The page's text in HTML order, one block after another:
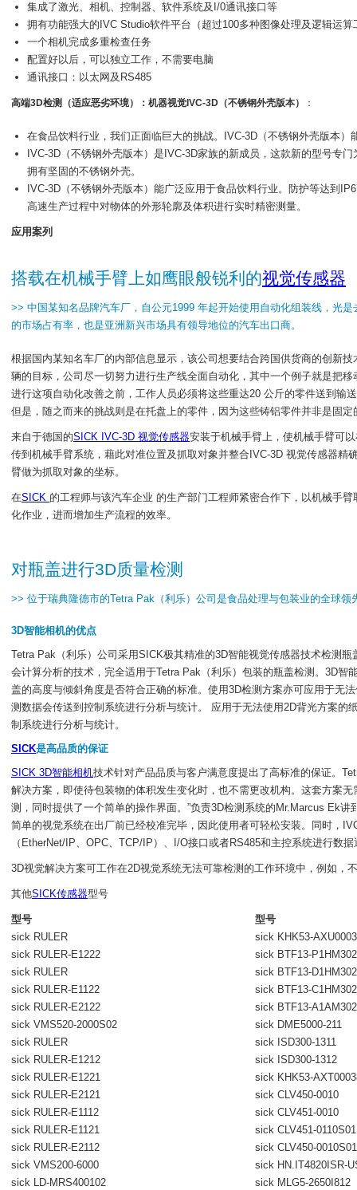
集成了激光、相机、控制器、软件系统及I/0通讯接口等
拥有功能强大的IVC Studio软件平台（超过100多种图像处理及逻辑运算
一个相机完成多重检查任务
配置好以后，可以独立工作，不需要电脑
通讯接口：以太网及RS485
高端3D检测（适应恶劣环境）：机器视觉IVC-3D（不锈钢外壳版本） ：
在食品饮料行业，我们正面临巨大的挑战。IVC-3D（不锈钢外壳版本
IVC-3D（不锈钢外壳版本）是IVC-3D家族的新成员，这款新的型号专
拥有坚固的不锈钢外壳。
IVC-3D（不锈钢外壳版本）能广泛应用于食品饮料行业。防护等达到
高速生产过程中对物体的外形轮廓及体积进行实时精密测量。
应用案列
搭载在机械手臂上如鹰眼般锐利的视觉传感器
>> 中国某知名品牌汽车厂，自公元1999 年起开始使用自动化组装线，光
的市场占有率，也是亚洲新兴市场具有领导地位的汽车出口商。
根据国内某知名车厂的内部信息显示，该公司想要结合跨国供货商的创新
辆的目标，公司尽一切努力进行生产线全面自动化，其中一个例子就是把
进行这项自动化改善之前，工作人员必须将这些重达20 公斤的零件送到输
但是，随之而来的挑战则是在托盘上的零件，因为这些铸铝零件并非是固
来自于德国的SICK IVC-3D 视觉传感器安装于机械手臂上，使机械手臂可
传到机械手臂系统，藉此对准位置及抓取对象并整合IVC-3D 视觉传感器
臂做为抓取对象的坐标。
在SICK 的工程师与该汽车企业 的生产部门工程师紧密合作下，以机械手
化作业，进而增加生产流程的效率。
对瓶盖进行3D质量检测
>> 位于瑞典隆德市的Tetra Pak（利乐）公司是食品处理与包装业的全球
3D智能相机的优点
Tetra Pak（利乐）公司采用SICK极其精准的3D智能视觉传感器技术检测
会计算分析的技术，完全适用于Tetra Pak（利乐）包装的瓶盖检测。3D
盖的高度与倾斜角度是否符合正确的标准。使用3D检测方案亦可应用于无
测数据会传送到控制系统进行分析与统计。 应用于无法使用2D背光方案
制系统进行分析与统计。
SICK是高品质的保证
SICK 3D智能相机技术针对产品品质与客户满意度提出了高标准的保证。
解决方案，即使待包装物的体积发生变化时，也不需更改机构。这套方案
测，同时提供了一个简单的操作界面。”负责3D检测系统的Mr.Marcus Ek
简单的视觉系统在出厂前已经校准完毕，因此使用者可轻松安装。同时，
（EtherNet/IP、OPC、TCP/IP）、I/O接口或者RS485和主控系统进行数据
3D视觉解决方案可工作在2D视觉系统无法可靠检测的工作环境中，例如，
其他SICK传感器型号
型号
型号
sick RULER
sick KHK53-
sick RULER-E1222
sick BTF13-
sick RULER
sick BTF13-
sick RULER-E1122
sick BTF13-
sick RULER-E2122
sick BTF13-
sick VMS520-2000S02
sick DME5000-211
sick RULER
sick ISD300-1311
sick RULER-E1212
sick ISD300-1312
sick RULER-E1221
sick KHK53-
sick RULER-E2121
sick CLV450-0010
sick RULER-E1112
sick CLV451-0010
sick RULER-E1121
sick CLV451-0110S01
sick RULER-E2112
sick CLV450-0010S01
sick VMS200-6000
sick HN.IT4820ISR-
sick LD-MRS400102
sick MLG5-2650I812